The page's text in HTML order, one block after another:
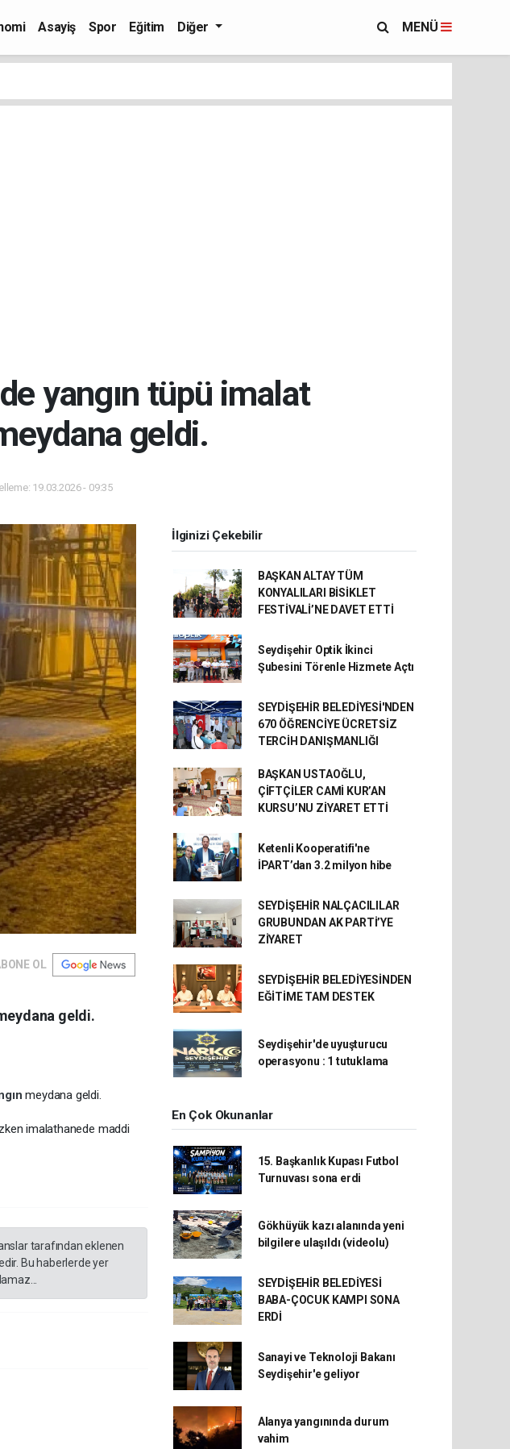
Asayiş Spor Eğitim Diğer MENÜ
yangın tüpü imalat
geldi.
19.03.2026 - 09:35
OL
geldi.
meydana geldi.
imalathanede maddi
tarafından eklenen
Bu haberlerde yer
İlginizi Çekebilir
BAŞKAN ALTAY TÜM
KONYALILARI BİSİKLET
FESTİVALİ’NE DAVET ETTİ
Seydişehir Optik İkinci
Şubesini Törenle Hizmete Açtı
SEYDİŞEHİR BELEDİYESİ'NDEN
670 ÖĞRENCİYE ÜCRETSİZ
TERCİH DANIŞMANLIĞI
BAŞKAN USTAOĞLU,
ÇİFTÇİLER CAMİ KUR’AN
KURSU’NU ZİYARET ETTİ
Ketenli Kooperatifi'ne
İPART’dan 3.2 milyon hibe
SEYDİŞEHİR NALÇACILILAR
GRUBUNDAN AK PARTİ’YE
ZİYARET
SEYDİŞEHİR BELEDİYESİNDEN
EĞİTİME TAM DESTEK
Seydişehir'de uyuşturucu
operasyonu : 1 tutuklama
En Çok Okunanlar
15. Başkanlık Kupası Futbol
Turnuvası sona erdi
Gökhüyük kazı alanında yeni
bilgilere ulaşıldı (videolu)
SEYDİŞEHİR BELEDİYESİ
BABA-ÇOCUK KAMPI SONA
ERDİ
Sanayi ve Teknoloji Bakanı
Seydişehir'e geliyor
Alanya yangınında durum
vahim